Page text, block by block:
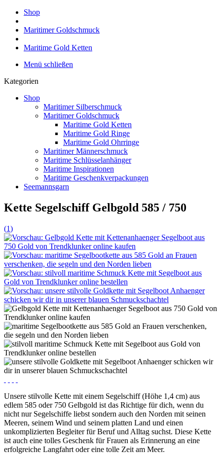
Shop
Maritimer Goldschmuck
Maritime Gold Ketten
Menü schließen
Kategorien
Shop
Maritimer Silberschmuck
Maritimer Goldschmuck
Maritime Gold Ketten
Maritime Gold Ringe
Maritime Gold Ohrringe
Maritimer Männerschmuck
Maritime Schlüsselanhänger
Maritime Inspirationen
Maritime Geschenkverpackungen
Seemannsgarn
Kette Segelschiff Gelbgold 585 / 750
(1)
Unsere stilvolle Kette mit einem Segelschiff (Höhe 1,4 cm) aus
edlem 585 oder 750 Gelbgold ist das Richtige für dich, wenn du
nicht nur Segelschiffe liebst sondern auch den Norden mit seinen
Meeren, seinem Wind und seinem platten Land und einen
unkomplizierten Begleiter für Beruf und Alltag suchst. Diese Kette
ist auch eine tolles Geschenk für Frauen als Erinnerung an eine
erfolgreiche Langfahrt oder eine tolle Zeit am Meer.